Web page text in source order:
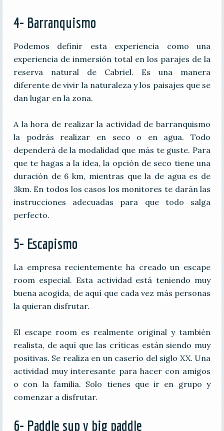
4- Barranquismo
Podemos definir esta experiencia como una
experiencia de inmersión total en los parajes de la
reserva natural de Cabriel. Es una manera
diferente de vivir la naturaleza y los paisajes que se
dan lugar en la zona.
A la hora de realizar la actividad de barranquismo
la podrás realizar en seco o en agua. Todo
dependerá de la modalidad que más te guste. Para
que te hagas a la idea, la opción de seco tiene una
duración de 6 km, mientras que la de agua es de
3km. En todos los casos los monitores te darán las
instrucciones adecuadas para que todo salga
perfecto.
5- Escapismo
La empresa recientemente ha creado un escape
room especial. Esta actividad está teniendo muy
buena acogida, de aquí que cada vez más personas
la quieran disfrutar.
El escape room es realmente original y también
realista, de aquí que las críticas están siendo muy
positivas. Se realiza en un caserío del siglo XX. Una
actividad muy interesante para hacer con amigos
o con la familia. Solo tienes que ir en grupo y
comenzar a disfrutar.
6- Paddle sup y big paddle